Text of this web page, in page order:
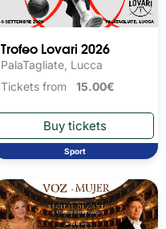
Trofeo Lovari 2026
PalaTagliate, Lucca
Tickets from 15.00€
Sport